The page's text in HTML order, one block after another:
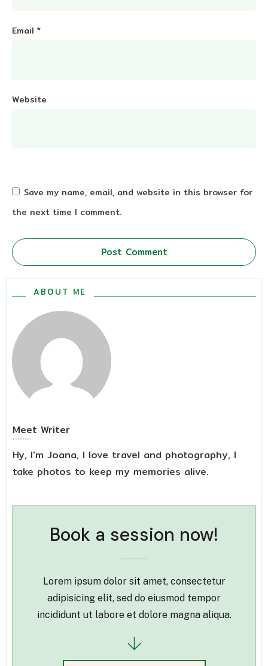
Email *
Website
Save my name, email, and website in this browser for
the next time I comment.
Post Comment
ABOUT ME
Meet Writer
Hy, I'm Joana, I love travel and photography, I
take photos to keep my memories alive.
Book a session now!
Lorem ipsum dolor sit amet, consectetur
adipisicing elit, sed do eiusmod tempor
incididunt ut labore et dolore magna aliqua.